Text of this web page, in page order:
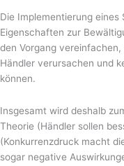
Die Implementierung
Eigenschaften zur
den Vorgang
Händler verursachen und
können.
Insgesamt wird deshalb
Theorie (Händler sollen
(Konkurrenzdruck macht
sogar negative